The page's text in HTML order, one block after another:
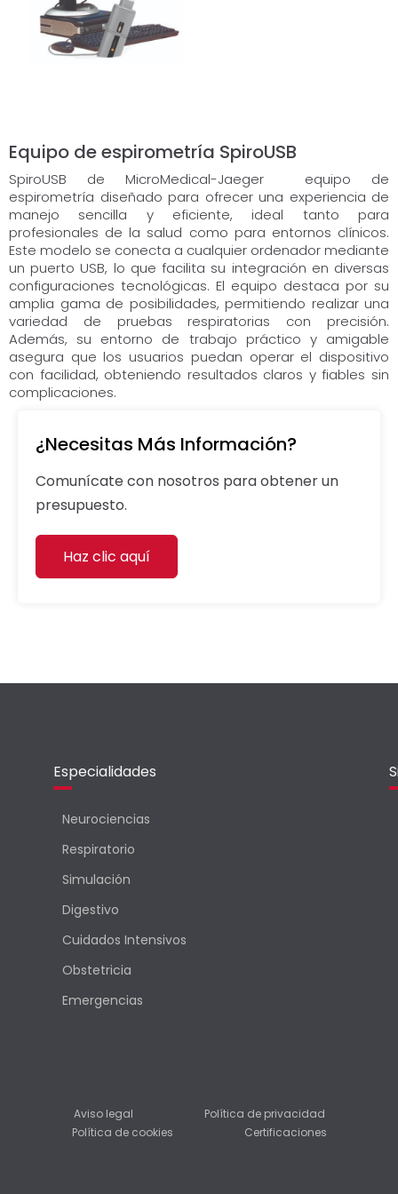
Equipo de espirometría SpiroUSB
SpiroUSB de MicroMedical-Jaeger equipo de
espirometría diseñado para ofrecer una experiencia de
manejo sencilla y eficiente, ideal tanto para
profesionales de la salud como para entornos clínicos.
Este modelo se conecta a cualquier ordenador mediante
un puerto USB, lo que facilita su integración en diversas
configuraciones tecnológicas. El equipo destaca por su
amplia gama de posibilidades, permitiendo realizar una
variedad de pruebas respiratorias con precisión.
Además, su entorno de trabajo práctico y amigable
asegura que los usuarios puedan operar el dispositivo
con facilidad, obteniendo resultados claros y fiables sin
complicaciones.
¿Necesitas Más Información?
Comunícate con nosotros para obtener un
presupuesto.
Haz clic aquí
Especialidades
Neurociencias
Respiratorio
Simulación
Digestivo
Cuidados Intensivos
Obstetricia
Emergencias
Aviso legal
Política de privacidad
Política de cookies
Certificaciones